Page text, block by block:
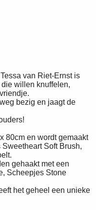
van Riet-Ernst is
willen knuffelen,
bezig en jaagt de
80cm en wordt gemaakt
Soft Brush,
gehaakt met een
Scheepjes Stone
het geheel een unieke